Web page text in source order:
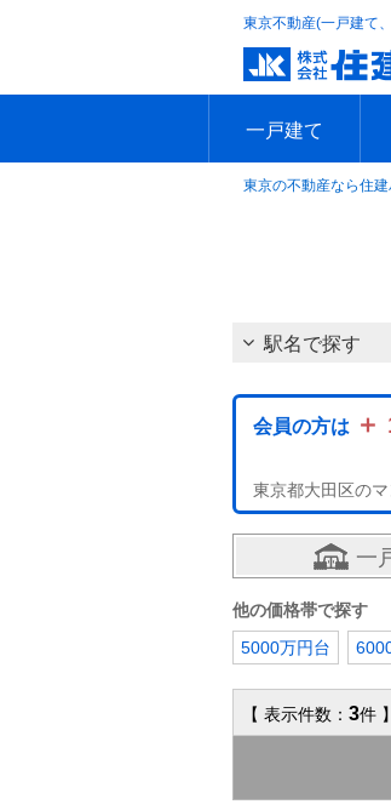
東京不動産(一戸建て
一戸建て
エリアで探す
沿線で探す
新築一戸建て
中古一戸建て
本日の新着物件
今週の新着物件
東京の不動産なら住
駅名で探す
会員の方は ＋
東京都大田区の
一
他の価格帯で探す
5000万円台
【 表示件数： 3件